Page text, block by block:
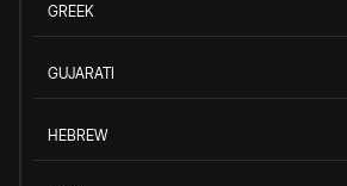
GREEK
GUJARATI
HEBREW